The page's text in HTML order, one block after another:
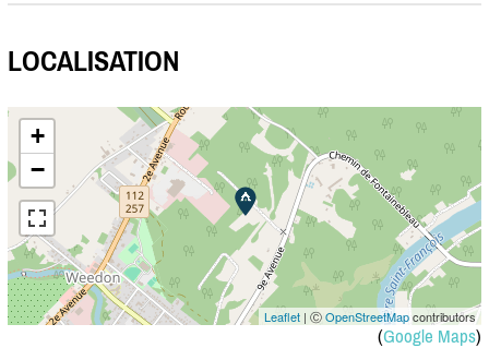
LOCALISATION
+
−
Leaflet | ⒸOpenStreetMapcontributors
(Google Maps)